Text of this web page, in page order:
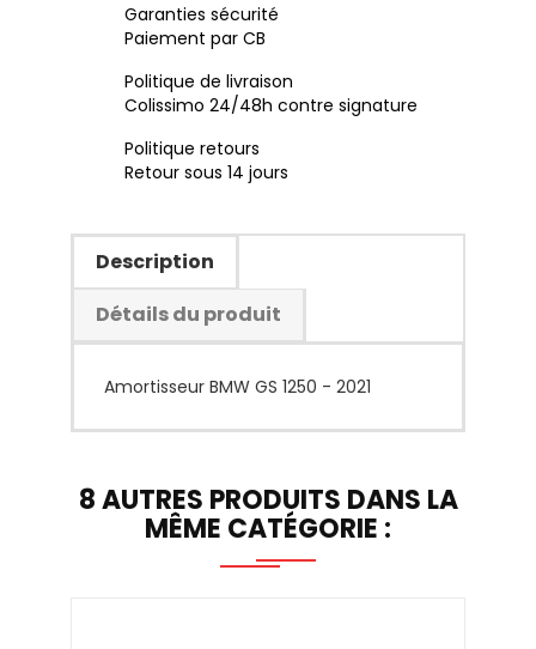
Garanties sécurité
Paiement par CB
Politique de livraison
Colissimo 24/48h contre signature
Politique retours
Retour sous 14 jours
Description
Détails du produit
Amortisseur BMW GS 1250 - 2021
8 AUTRES PRODUITS DANS LA
MÊME CATÉGORIE :